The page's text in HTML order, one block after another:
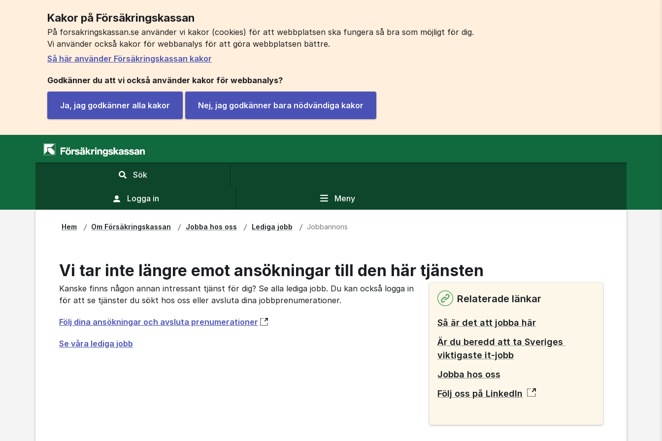
Kakor på Försäkringskassan
På forsakringskassan.se använder vi kakor (cookies) för att webbplatsen ska fungera så bra som möjligt för dig.
Vi använder också kakor för webbanalys för att göra webbplatsen bättre.
Så här använder Försäkringskassan kakor
Godkänner du att vi också använder kakor för webbanalys?
Ja, jag godkänner alla kakor Nej, jag godkänner bara nödvändiga kakor
Sök,
sökfält
Logga in Meny
Hem Om Försäkringskassan Jobba hos oss Lediga jobb Jobbannons
Vi tar inte längre emot ansökningar till den här tjänsten
Kanske finns någon annan intressant tjänst för dig? Se alla lediga jobb. Du kan också logga in
för att se tjänster du sökt hos oss eller avsluta dina jobbprenumerationer.
Följ dina ansökningar och avsluta prenumerationer
Öppnas
nytt
Se våra lediga jobb
Relaterade länkar
Så är det att jobba här
Är du beredd att ta Sveriges
viktigaste it-jobb
Jobba hos oss
Följ oss på LinkedIn